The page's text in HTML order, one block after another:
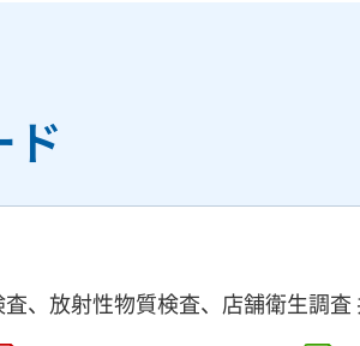
、放射性物質検査、店舗衛生調査